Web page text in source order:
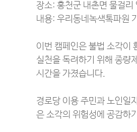
장소: 홍천군 내촌면 물걸리
내용: 우리동네녹색톡파원
이번 캠페인은 불법 소각이
실천을 독려하기 위해 종량
시간을 가졌습니다.
경로당 이용 주민과 노인일
은 소각의 위험성에 공감하